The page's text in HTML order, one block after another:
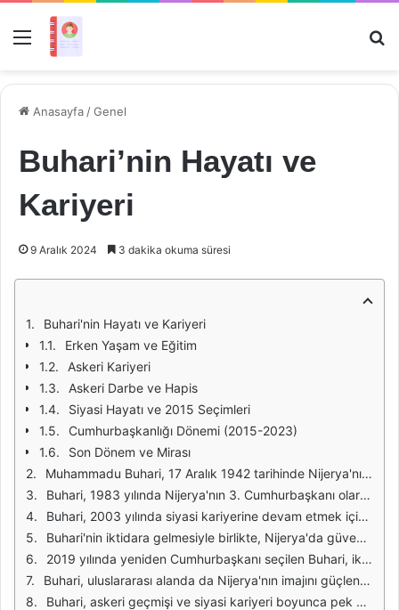
Menü
Anasayfa /Genel
Buhari’nin Hayatı ve
Kariyeri
9 Aralık 2024 3 dakika okuma süresi
Buhari'nin Hayatı ve Kariyeri
Erken Yaşam ve Eğitim
Askeri Kariyeri
Askeri Darbe ve Hapis
Siyasi Hayatı ve 2015 Seçimleri
Cumhurbaşkanlığı Dönemi (2015-2023)
Son Dönem ve Mirası
Muhammadu Buhari, 17 Aralık 1942 tarihinde Nijerya'nın Katsina eyaletinde doğdu. Ailesi, Hausa etnik grubuna mensuptur. Buhari, eğitimine Katsina'da başladı ve daha sonra Nijerya'nın başkenti Abuja'daki Federal Hükümet Koleji'nde devam etti. 1961 yılında Nijerya Askeri Akademisi'ne katıldı ve burada askeri eğitim aldı. Eğitimini tamamladıktan sonra, Buhari, Nijerya ordusunda çeşitli görevlerde bulundu ve hızla yükseldi.
Buhari, 1983 yılında Nijerya'nın 3. Cumhurbaşkanı olarak göreve başladı. Ancak, hükümeti, yolsuzluk ve ekonomik sorunlar nedeniyle yalnızca 20 ay sürdü. 1985'te bir askeri darbeyle görevden alındı ve tutuklandı. Bu süreçte, Buhari, ülkenin ekonomik istikrarını sağlamak için sıkı tedbirler almıştı, ancak bu politikalar, toplumda geniş bir muhalefetle karşılaştı. 1988'de serbest bırakıldıktan sonra, Buhari, siyasete girmeye karar verdi.
Buhari, 2003 yılında siyasi kariyerine devam etmek için Birleşik Nijerya Halk Partisi (ANPP) adına Cumhurbaşkanlığına aday oldu. Ancak bu seçimde kaybetti. 2007 ve 2011 yıllarında da Cumhurbaşkanlığı için adaylık başvurusunda bulundu, ancak her iki seçimde de başarısız oldu. 2015 yılında, Buhari, yeniden Cumhurbaşkanlığına aday oldu ve bu kez büyük bir destekle seçimi kazandı. Bu, Nijerya'da demokrasi tarihinde bir ilk oldu, çünkü Buhari, görevdeki bir Cumhurbaşkanı'nı deviren ilk muhalefet lideriydi.
Buhari'nin iktidara gelmesiyle birlikte, Nijerya'da güvenlik sorunları ve yolsuzlukla mücadele gündeme geldi. Boko Haram terör örgütü ile mücadele etmek için askeri operasyonlar başlattı. Ancak, bu süreçte birçok zorlukla karşılaştı ve eleştiriler aldı. Ekonomik reformlar ve yolsuzlukla mücadele konularında da çeşitli adımlar atmaya çalıştı, ancak bu politikalar bazen tartışmalara yol açtı.
2019 yılında yeniden Cumhurbaşkanı seçilen Buhari, ikinci döneminde de ülkenin ekonomik ve güvenlik sorunlarıyla başa çıkmaya çalıştı. Bu dönemde, Nijerya'nın petrol bağımlılığını azaltmak için tarım ve sanayi alanlarında çeşitli programlar başlattı. Ancak, COVID-19 pandemisi ve dünya genelindeki ekonomik durgunluk, Buhari'nin hükümetini zorlu bir sürece soktu.
Buhari, uluslararası alanda da Nijerya'nın imajını güçlendirmek için çeşitli diplomatik girişimlerde bulundu. Afrika'nın ekonomik entegrasyonu ve güvenlik konularında liderlik yapmaya çalıştı. Ayrıca, Nijerya'nın BM Güvenlik Konseyi'ndeki rolünü artırmak için çeşitli diplomatik çabalar sarf etti. Buhari, aynı zamanda gençlere ve kadınlara yönelik sosyal programların desteklenmesi konusunda da girişimlerde bulundu.
Buhari, askeri geçmişi ve siyasi kariyeri boyunca pek çok ödül ve onur belgesi aldı. Özellikle, yolsuzlukla mücadele konusundaki kararlılığı ve ülkenin güvenliğini sağlama konusundaki çabaları, uluslararası platformlarda dikkat çekti. Buhari, emekliliğinin ardından da Nijerya'nın gelişimine katkıda bulunmaya devam etmeyi hedefliyor.